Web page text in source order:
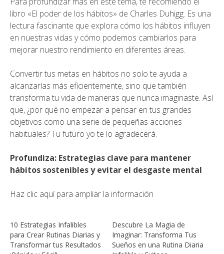
libro «El poder de los hábitos» de Charles Duhigg. Es una
lectura fascinante que explora cómo los hábitos influyen
en nuestras vidas y cómo podemos cambiarlos para
mejorar nuestro rendimiento en diferentes áreas.
Convertir tus metas en hábitos no solo te ayuda a
alcanzarlas más eficientemente, sino que también
transforma tu vida de maneras que nunca imaginaste. Así
que, ¿por qué no empezar a pensar en tus grandes
objetivos como una serie de pequeñas acciones
habituales? Tu futuro yo te lo agradecerá.
Profundiza: Estrategias clave para mantener
hábitos sostenibles y evitar el desgaste mental
Haz clic aquí para ampliar la información
10 Estrategias Infalibles
para Crear Rutinas Diarias y
Transformar tus Resultados
Descubre La Magia de
Imaginar: Transforma Tus
Sueños en una Rutina Diaria